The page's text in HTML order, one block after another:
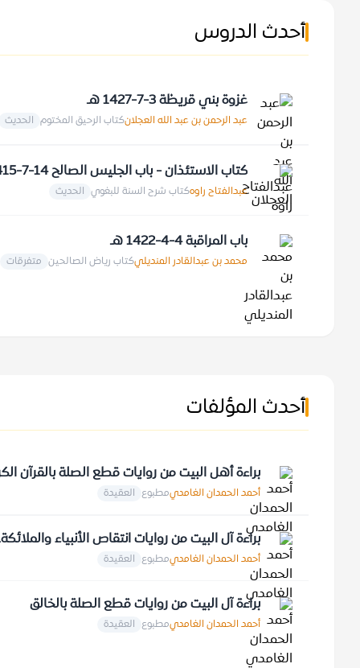
أحدث الدروس
غزوة بني قريظة 3-7-1427 هـ
عبد الرحمن بن عبد الله العجلانكتاب الرحيق المختوم الحديث
كتاب الاستئذان - باب الجليس الصالح 14-7-1415 هـ
عبدالفتاح راوهكتاب شرح السنة للبغوي الحديث
باب المراقبة 4-4-1422 هـ
محمد بن عبدالقادر المنديليكتاب رياض الصالحين متفرقات
أحدث المؤلفات
براءة أهل البيت من روايات قطع الصلة بالقرآن
أحمد الحمدان الغامديمطبوع العقيدة
براءة آل البيت من روايات انتقاص الأنبياء
أحمد الحمدان الغامديمطبوع العقيدة
براءة آل البيت من روايات قطع الصلة بالخالق
أحمد الحمدان الغامديمطبوع العقيدة